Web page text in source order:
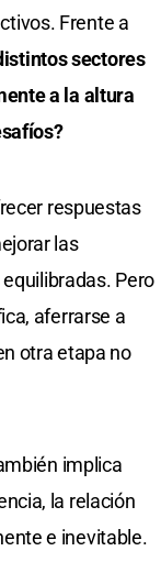
Frente a
sectores
a la altura
respuestas
las
Pero
aferrarse a
otra etapa no
implica
la relación
e inevitable.